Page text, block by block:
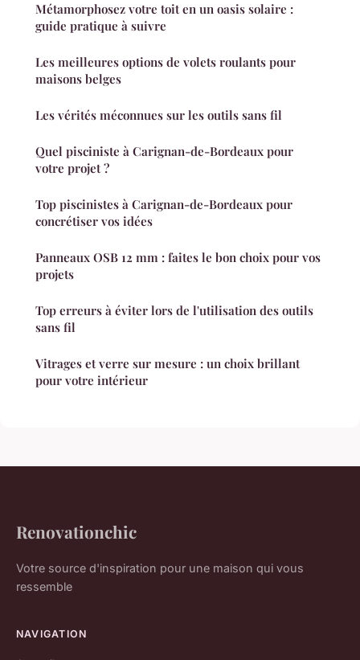
Métamorphosez votre toit en un oasis solaire :
guide pratique à suivre
Les meilleures options de volets roulants pour
maisons belges
Les vérités méconnues sur les outils sans fil
Quel pisciniste à Carignan-de-Bordeaux pour
votre projet ?
Top piscinistes à Carignan-de-Bordeaux pour
concrétiser vos idées
Panneaux OSB 12 mm : faites le bon choix pour vos
projets
Top erreurs à éviter lors de l'utilisation des outils
sans fil
Vitrages et verre sur mesure : un choix brillant
pour votre intérieur
Renovationchic
Votre source d'inspiration pour une maison qui vous
ressemble
NAVIGATION